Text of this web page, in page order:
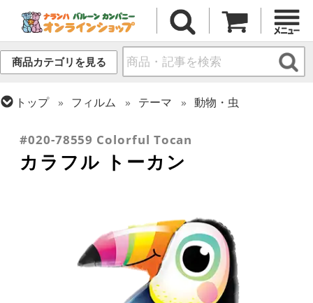
商品カテゴリを見る
トップ フィルム テーマ
動物・虫
#020-78559 Colorful Tocan
カラフル トーカン